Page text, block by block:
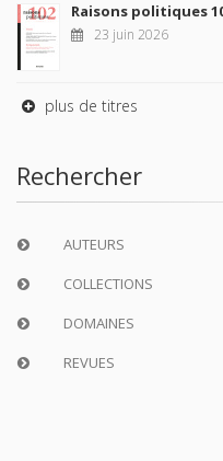
Raisons politiques
23 juin 2026
plus de titres
Rechercher
AUTEURS
COLLECTIONS
DOMAINES
REVUES